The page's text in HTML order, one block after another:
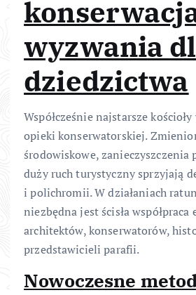
wyzwania
dziedzictwa
Współcześnie najstarsze
opieki konserwatorskiej.
środowiskowe, zanieczyszczenia
duży ruch turystyczny sprzyjają
i polichromii. W działaniach
niezbędna jest ścisła współpraca
architektów, konserwatorów,
przedstawicieli parafii.
Nowoczesne